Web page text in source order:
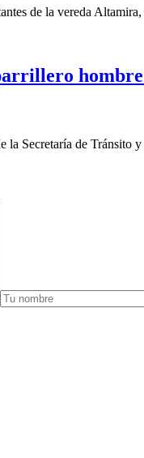
de la vereda
Secretaría de Tránsito